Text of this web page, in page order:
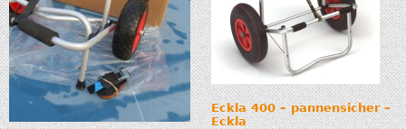
Eckla 400 – pannensicher –
Eckla